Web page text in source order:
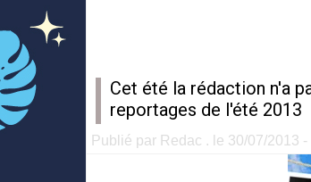
Cet été la rédaction n'a
reportages de l'été 2013
Publié par Redac . le 30/07/2013